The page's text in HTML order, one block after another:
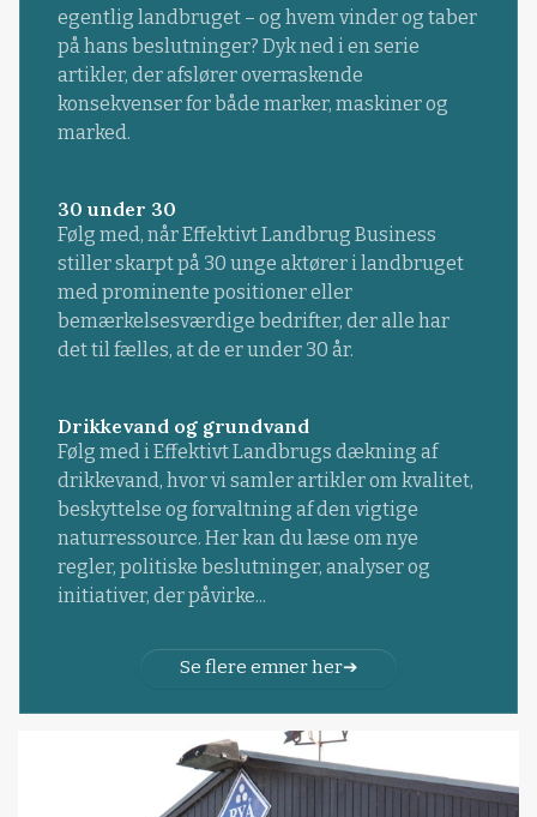
egentlig landbruget – og hvem vinder og taber
på hans beslutninger? Dyk ned i en serie
artikler, der afslører overraskende
konsekvenser for både marker, maskiner og
marked.
30 under 30
Følg med, når Effektivt Landbrug Business
stiller skarpt på 30 unge aktører i landbruget
med prominente positioner eller
bemærkelsesværdige bedrifter, der alle har
det til fælles, at de er under 30 år.
Drikkevand og grundvand
Følg med i Effektivt Landbrugs dækning af
drikkevand, hvor vi samler artikler om kvalitet,
beskyttelse og forvaltning af den vigtige
naturressource. Her kan du læse om nye
regler, politiske beslutninger, analyser og
initiativer, der påvirke...
Se flere emner her